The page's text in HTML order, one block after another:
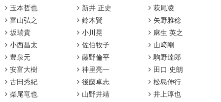
玉本哲也
新井 正史
萩尾凌
富山弘之
鈴木賢
矢野雅稔
坂瑞貴
小川晃
麻生 英之
小西昌太
佐伯牧子
山﨑剛
豊泉元
藤野倫平
駒野達郎
安富大樹
神里亮一
田口 史朗
古田秀紀
後藤卓志
松島伸行
柴尾竜也
山野井靖
井上淳也